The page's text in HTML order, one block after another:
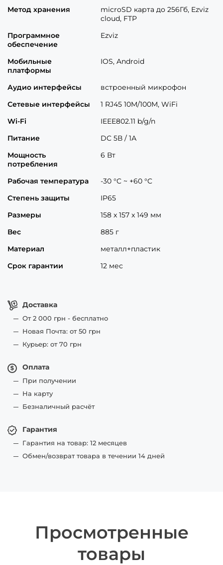
Доставка
От 2 000 грн - бесплатно
Новая Почта: от 50 грн
Курьер: от 70 грн
Оплата
При получении
На карту
Безналичный расчёт
Гарантия
Гарантия на товар: 12 месяцев
Обмен/возврат товара в течении 14 дней
Метод хранения
microSD карта до 256Гб, Ezviz
cloud, FTP
Программное
обеспечение
Ezviz
Мобильные
платформы
IOS, Android
Аудио интерфейсы
встроенный микрофон
Сетевые интерфейсы
1 RJ45 10M/100M, WiFi
Wi-Fi
IEEE802.11 b/g/n
Питание
DC 5В / 1А
Мощность
потребления
6 Вт
Рабочая температура
-30 °C ~ +60 °C
Степень защиты
IP65
Размеры
158 x 157 x 149 мм
Вес
885 г
Материал
металл+пластик
Срок гарантии
12 мес
Просмотренные
товары